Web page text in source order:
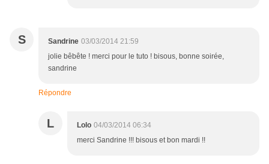
S Sandrine 03/03/2014 21:59
jolie bêbête ! merci pour le tuto ! bisous, bonne soirée,
sandrine
Répondre
L Lolo 04/03/2014 06:34
merci Sandrine !!! bisous et bon mardi !!